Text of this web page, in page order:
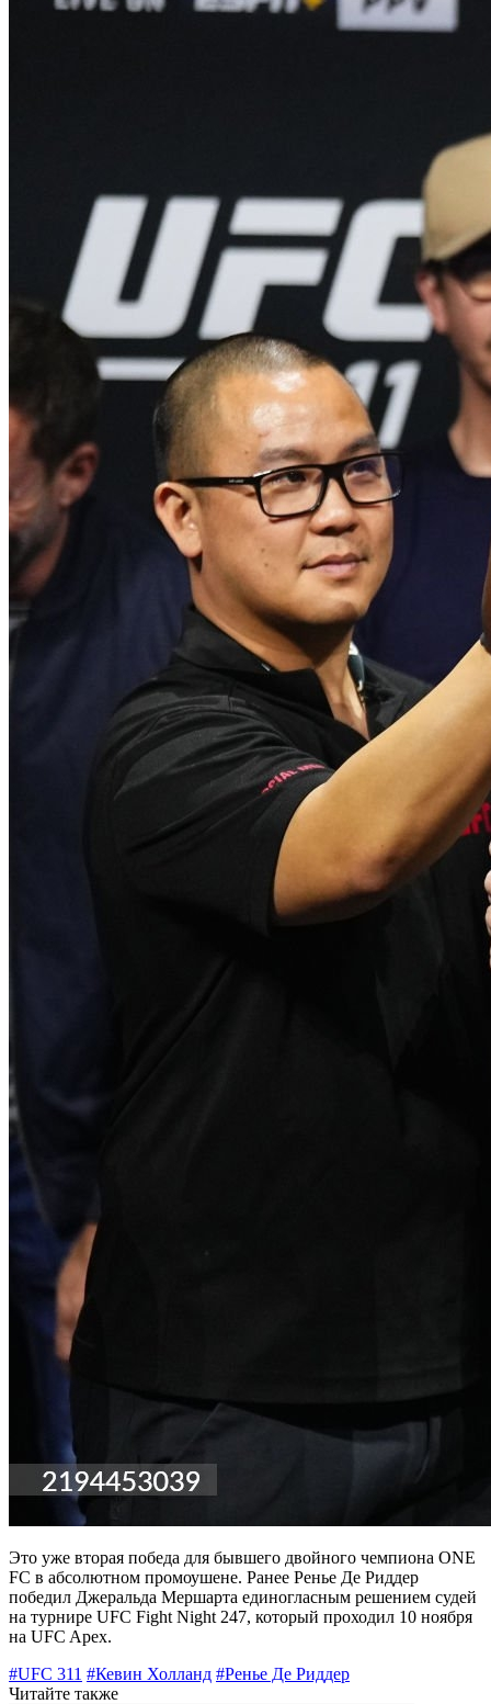
Это уже вторая победа для бывшего двойного чемпиона ONE
FC в абсолютном промоушене. Ранее Ренье Де Риддер
победил Джеральда Мершарта единогласным решением судей
на турнире UFC Fight Night 247, который проходил 10 ноября
на UFC Apex.
#UFC 311 #Кевин Холланд #Ренье Де Риддер
Читайте также